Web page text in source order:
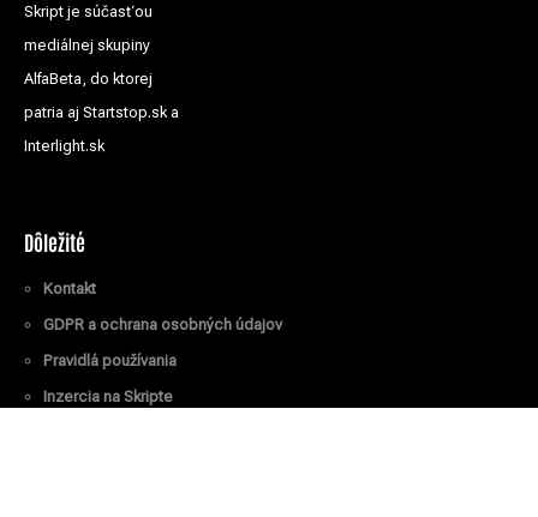
Skript je súčasťou
mediálnej skupiny
AlfaBeta, do ktorej
patria aj Startstop.sk a
Interlight.sk
Dôležité
Kontakt
GDPR a ochrana osobných údajov
Pravidlá používania
Inzercia na Skripte